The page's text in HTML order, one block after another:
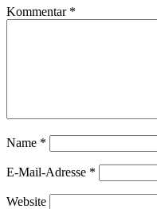
Kommentar *
Name *
E-Mail-Adresse *
Website